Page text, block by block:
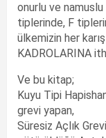
onurlu ve
tiplerinde, F
ülkemizin her
KADROLARINA
Ve bu kitap;
Kuyu Tipi
grevi yapan,
Süresiz Açlık